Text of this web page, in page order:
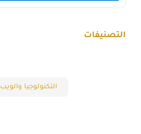
التصنيفات
التكنولوجيا والويب